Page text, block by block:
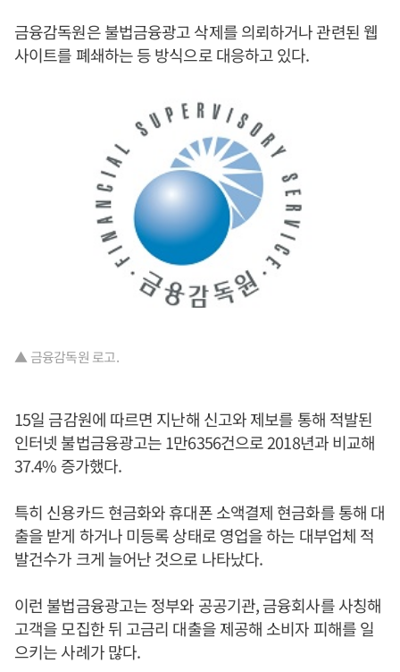
금융감독원은 불법금융광고 삭제를 의뢰하거나 관련된 웹
사이트를 폐쇄하는 등 방식으로 대응하고 있다.
▲ 금융감독원 로고.
15일 금감원에 따르면 지난해 신고와 제보를 통해 적발된
인터넷 불법금융광고는 1만6356건으로 2018년과 비교해
37.4% 증가했다.
특히 신용카드 현금화와 휴대폰 소액결제 현금화를 통해 대
출을 받게 하거나 미등록 상태로 영업을 하는 대부업체 적
발건수가 크게 늘어난 것으로 나타났다.
이런 불법금융광고는 정부와 공공기관, 금융회사를 사칭해
고객을 모집한 뒤 고금리 대출을 제공해 소비자 피해를 일
으키는 사례가 많다.